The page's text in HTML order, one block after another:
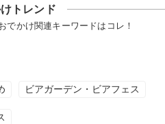
トレンド
でかけ関連キーワードはコレ！
ビアガーデン・ビアフェス